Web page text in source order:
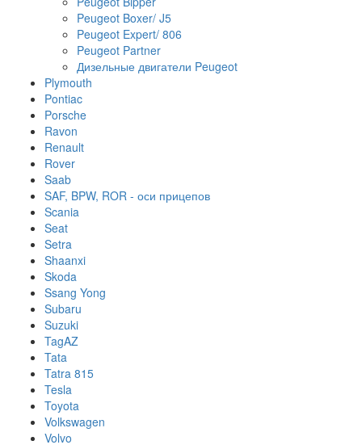
Peugeot Boxer/ J5
Peugeot Expert/ 806
Peugeot Partner
Дизельные двигатели Peugeot
Plymouth
Pontiac
Porsche
Ravon
Renault
Rover
Saab
SAF, BPW, ROR - оси прицепов
Scania
Seat
Setra
Shaanxi
Skoda
Ssang Yong
Subaru
Suzuki
TagAZ
Tata
Tatra 815
Tesla
Toyota
Volkswagen
Volvo